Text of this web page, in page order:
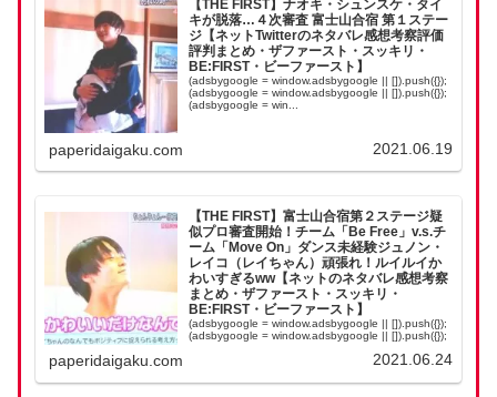
【THE FIRST】ナオキ・シュンスケ・タイ
キが脱落…４次審査 富士山合宿 第１ステー
ジ【ネットTwitterのネタバレ感想考察評価
評判まとめ・ザファースト・スッキリ・
BE:FIRST・ビーファースト】
(adsbygoogle = window.adsbygoogle || []).push({});
(adsbygoogle = window.adsbygoogle || []).push({});
(adsbygoogle = win...
paperidaigaku.com 2021.06.19
【THE FIRST】富士山合宿第２ステージ疑
似プロ審査開始！チーム「Be Free」v.s.チ
ーム「Move On」ダンス未経験ジュノン・
レイコ（レイちゃん）頑張れ！ルイルイか
わいすぎるww【ネットのネタバレ感想考察
まとめ・ザファースト・スッキリ・
BE:FIRST・ビーファースト】
(adsbygoogle = window.adsbygoogle || []).push({});
(adsbygoogle = window.adsbygoogle || []).push({});
paperidaigaku.com 2021.06.24